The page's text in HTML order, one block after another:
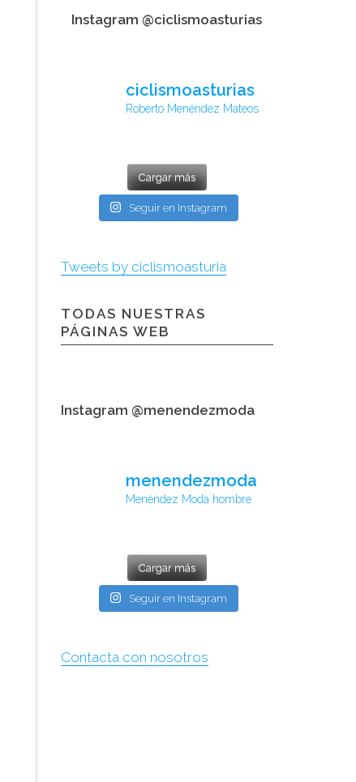
Instagram @ciclismoasturias
ciclismoasturias
Roberto Menéndez Mateos
Cargar más
Seguir en Instagram
Tweets by ciclismoasturia
TODAS NUESTRAS
PÁGINAS WEB
Instagram @menendezmoda
menendezmoda
Menéndez Moda hombre
Cargar más
Seguir en Instagram
Contacta con nosotros